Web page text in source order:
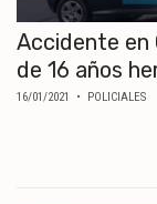
Accidente en
de 16 años
16/01/2021 • POLICIALES